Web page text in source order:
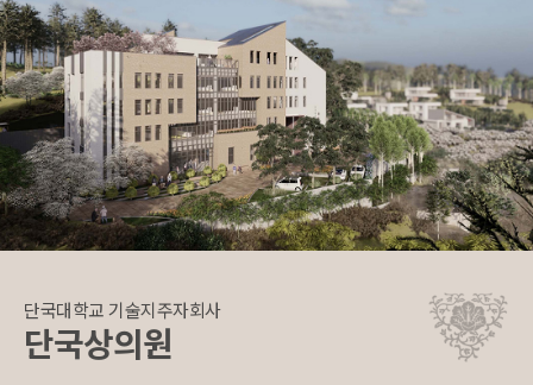
단국대학교 기술지주자회사
단국상의원